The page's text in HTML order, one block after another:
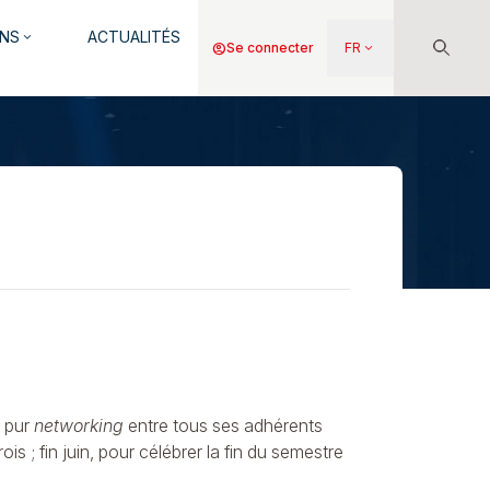
keyboard_arrow_down ACTUALITÉS
Menu
compte
account_circleSe connecter FR keyboard_arrow_down
pur networking entre tous ses adhérents
; fin juin, pour célébrer la fin du semestre